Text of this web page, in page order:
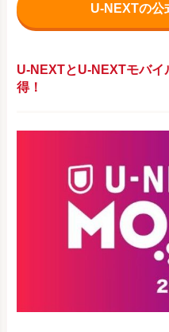
U-NEXTの公
U-NEXTとU-NEXTモバイ
得！